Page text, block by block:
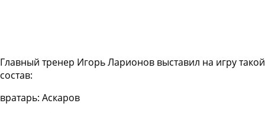
Главный тренер Игорь Ларионов выставил на игру такой
состав:
вратарь: Аскаров